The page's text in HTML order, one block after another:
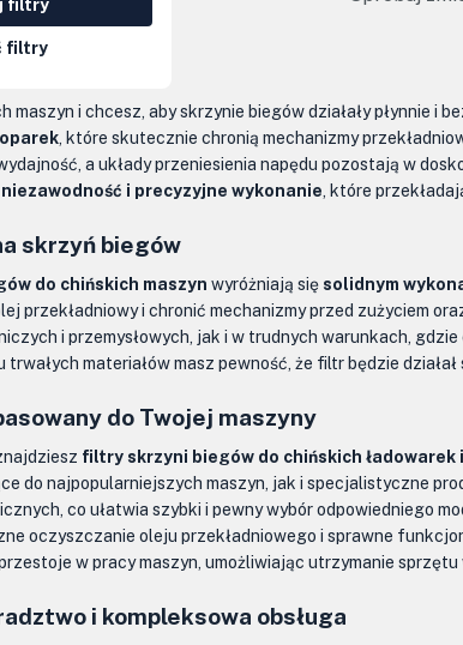
filtry
filtry
maszyn i chcesz, aby skrzynie biegów działały płynnie i
, które skutecznie chronią mechanizmy
a układy przeniesienia napędu pozostają w
niezawodność i precyzyjne wykonanie , które
skrzyń biegów
do chińskich maszyn wyróżniają się solidnym
przekładniowy i chronić mechanizmy przed zużyciem
i przemysłowych, jak i w trudnych warunkach,
materiałów masz pewność, że filtr będzie
do Twojej maszyny
filtry skrzyni biegów do chińskich ładowarek
do najpopularniejszych maszyn, jak i specjalistyczne
co ułatwia szybki i pewny wybór odpowiedniego
oczyszczanie oleju przekładniowego i sprawne
w pracy maszyn, umożliwiając utrzymanie
i kompleksowa obsługa